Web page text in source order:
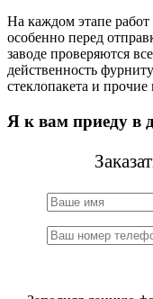
На каждом этапе работ
особенно перед
заводе проверяются
действенность
стеклопакета и прочие
Я к вам приеду в